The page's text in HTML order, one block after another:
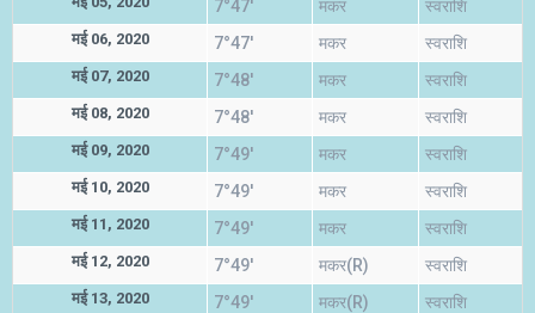
7°47' मकर स्वराशि
मई 06, 2020 7°47' मकर स्वराशि
मई 07, 2020 7°48' मकर स्वराशि
मई 08, 2020 7°48' मकर स्वराशि
मई 09, 2020 7°49' मकर स्वराशि
मई 10, 2020 7°49' मकर स्वराशि
मई 11, 2020 7°49' मकर स्वराशि
मई 12, 2020 7°49' मकर(R) स्वराशि
मई 13, 2020 7°49' मकर(R) स्वराशि